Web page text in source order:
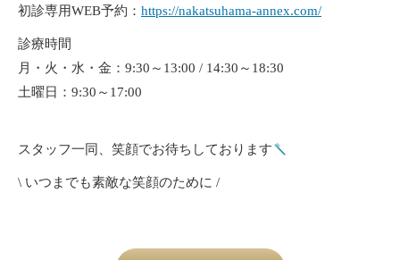
初診専用WEB予約： https://nakatsuhama-annex.com/
診療時間
月・火・水・金：9:30～13:00 / 14:30～18:30
土曜日：9:30～17:00
スタッフ一同、笑顔でお待ちしております
\ いつまでも素敵な笑顔のために /